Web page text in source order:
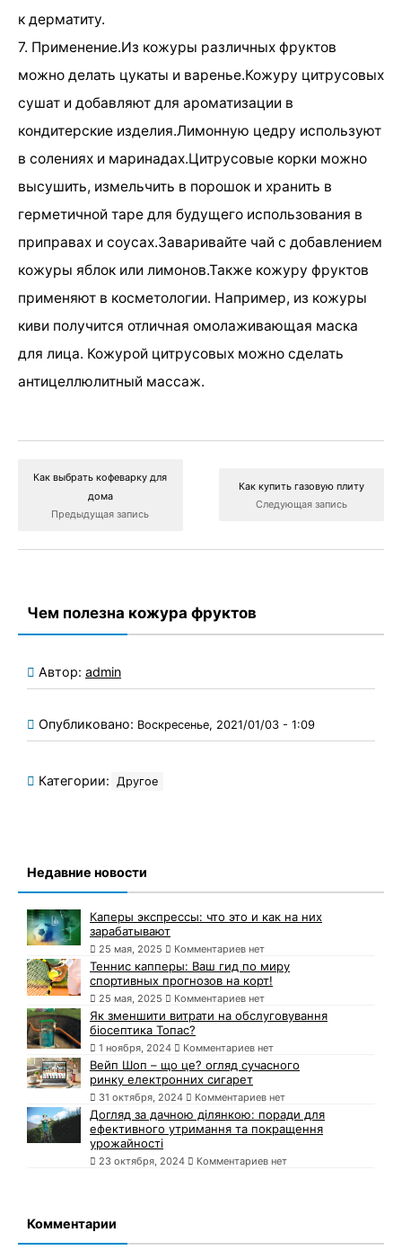
к дерматиту.
7. Применение.Из кожуры различных фруктов
можно делать цукаты и варенье.Кожуру цитрусовых
сушат и добавляют для ароматизации в
кондитерские изделия.Лимонную цедру используют
в солениях и маринадах.Цитрусовые корки можно
высушить, измельчить в порошок и хранить в
герметичной таре для будущего использования в
приправах и соусах.Заваривайте чай с добавлением
кожуры яблок или лимонов.Также кожуру фруктов
применяют в косметологии. Например, из кожуры
киви получится отличная омолаживающая маска
для лица. Кожурой цитрусовых можно сделать
антицеллюлитный массаж.
Как выбрать кофеварку для
дома
Предыдущая запись
Как купить газовую плиту
Следующая запись
Чем полезна кожура фруктов
Автор: admin
Опубликовано: Воскресенье, 2021/01/03 - 1:09
Категории: Другое
Недавние новости
Каперы экспрессы: что это и как на них
зарабатывают
25 мая, 2025 Комментариев нет
Теннис капперы: Ваш гид по миру
спортивных прогнозов на корт!
25 мая, 2025 Комментариев нет
Як зменшити витрати на обслуговування
біосептика Топас?
1 ноября, 2024 Комментариев нет
Вейп Шоп – що це? огляд сучасного
ринку електронних сигарет
31 октября, 2024 Комментариев нет
Догляд за дачною ділянкою: поради для
ефективного утримання та покращення
урожайності
23 октября, 2024 Комментариев нет
Комментарии